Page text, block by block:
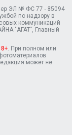
ЭЛ № ФС 77 - 85094
по надзору в
коммуникаций
"АГАТ", Главный
. При полном или
может не